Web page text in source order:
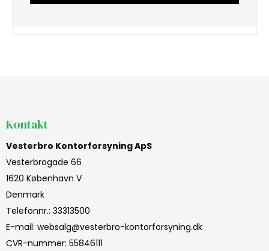
Kontakt
Vesterbro Kontorforsyning ApS
Vesterbrogade 66
1620 København V
Denmark
Telefonnr.: 33313500
E-mail: websalg@vesterbro-kontorforsyning.dk
CVR-nummer: 55846111